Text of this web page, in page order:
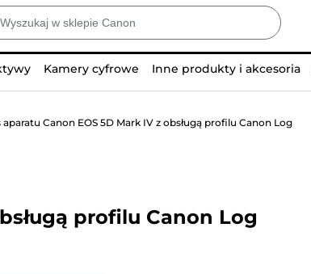
Kamery cyfrowe Inne produkty i akcesoria
aparatu Canon EOS 5D Mark IV z obsługą profilu Canon Log
profilu Canon Log